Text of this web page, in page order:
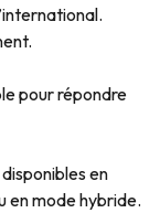
pour répondre
en
en mode hybride.